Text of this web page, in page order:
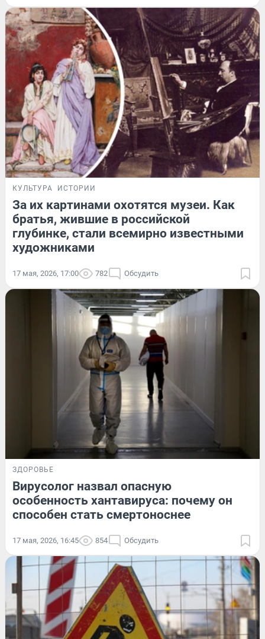
КУЛЬТУРА ИСТОРИИ
За их картинами охотятся музеи. Как
братья, жившие в российской
глубинке, стали всемирно известными
художниками
17 мая, 2026, 17:00 782 Обсудить
ЗДОРОВЬЕ
Вирусолог назвал опасную
особенность хантавируса: почему он
способен стать смертоноснее
17 мая, 2026, 16:45 854 Обсудить